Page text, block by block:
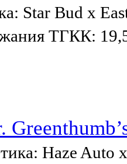
Star Bud x
ТГКК:
Haze Auto